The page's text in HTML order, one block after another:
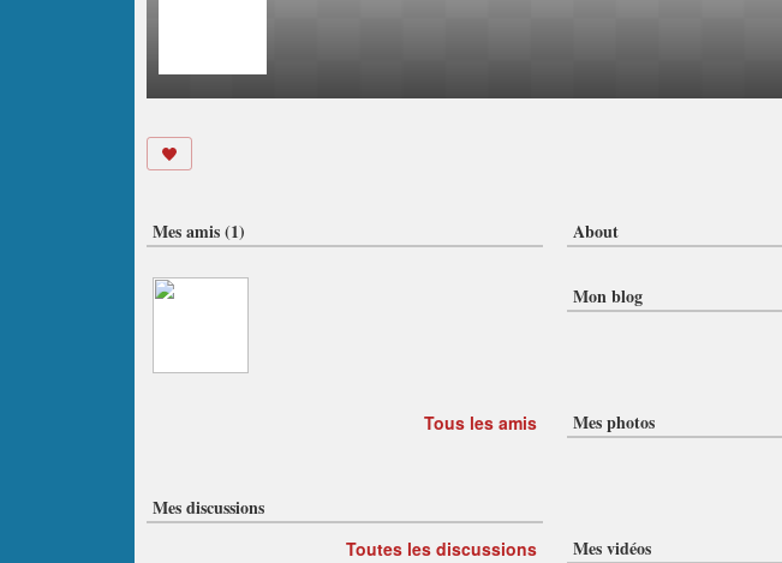
About
Mon blog
Mes photos
Mes vidéos
Mes amis (1)
Tous les amis
Mes discussions
Toutes les discussions